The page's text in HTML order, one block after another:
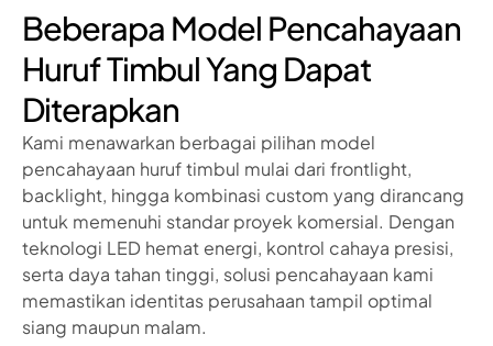
Beberapa Model Pencahayaan
Huruf Timbul Yang Dapat
Diterapkan
Kami menawarkan berbagai pilihan model
pencahayaan huruf timbul mulai dari frontlight,
backlight, hingga kombinasi custom yang dirancang
untuk memenuhi standar proyek komersial. Dengan
teknologi LED hemat energi, kontrol cahaya presisi,
serta daya tahan tinggi, solusi pencahayaan kami
memastikan identitas perusahaan tampil optimal
siang maupun malam.